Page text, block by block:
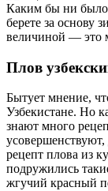
Каким бы ни было
берете за основу
величиной — это
Плов
Бытует мнение,
Узбекистане. Но
знают много
рецепт плова из
подружились
жгучий красный